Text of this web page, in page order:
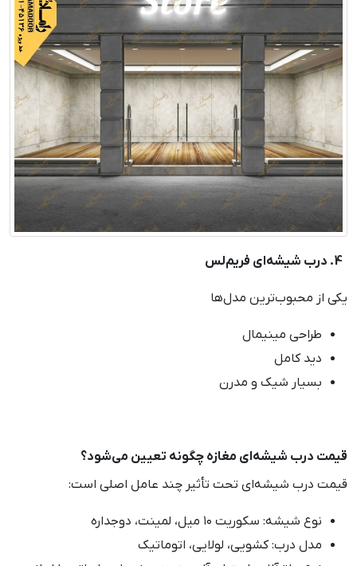
4. درب شیشه‌ای فریم‌لس
یکی از محبوب‌ترین مدل‌ها
طراحی مینیمال
دید کامل
بسیار شیک و مدرن
قیمت درب شیشه‌ای مغازه چگونه تعیین می‌شود؟
قیمت درب شیشه‌ای تحت تأثیر چند عامل اصلی است:
نوع شیشه: سکوریت ۱۰ میل، لمینت، دوجداره
مدل درب: کشویی، لولایی، اتوماتیک